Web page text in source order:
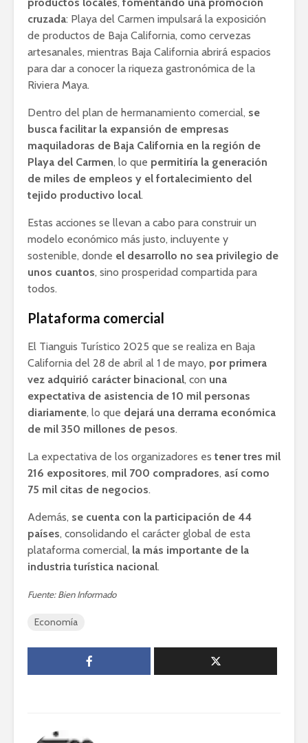
cruzada: Playa del Carmen impulsará la exposición
de productos de Baja California, como cervezas
artesanales, mientras Baja California abrirá espacios
para dar a conocer la riqueza gastronómica de la
Riviera Maya.
Dentro del plan de hermanamiento comercial, se
busca facilitar la expansión de empresas
maquiladoras de Baja California en la región de
Playa del Carmen, lo que permitiría la generación
de miles de empleos y el fortalecimiento del
tejido productivo local.
Estas acciones se llevan a cabo para construir un
modelo económico más justo, incluyente y
sostenible, donde el desarrollo no sea privilegio de
unos cuantos, sino prosperidad compartida para
todos.
Plataforma comercial
El Tianguis Turístico 2025 que se realiza en Baja
California del 28 de abril al 1 de mayo, por primera
vez adquirió carácter binacional, con una
expectativa de asistencia de 10 mil personas
diariamente, lo que dejará una derrama económica
de mil 350 millones de pesos.
La expectativa de los organizadores es tener tres mil
216 expositores, mil 700 compradores, así como
75 mil citas de negocios.
Además, se cuenta con la participación de 44
países, consolidando el carácter global de esta
plataforma comercial, la más importante de la
industria turística nacional.
Fuente: Bien Informado
Economía